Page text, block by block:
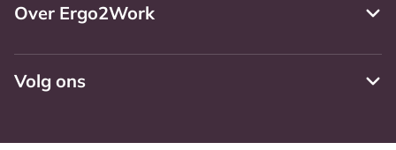
Over Ergo2Work
Volg ons